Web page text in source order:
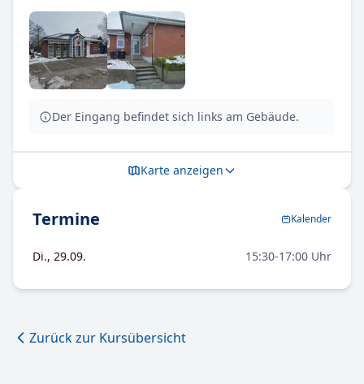
Der Eingang befindet sich links am Gebäude.
Karte anzeigen
Termine Kalender
Di., 29.09. 15:30-17:00 Uhr
Zurück zur Kursübersicht